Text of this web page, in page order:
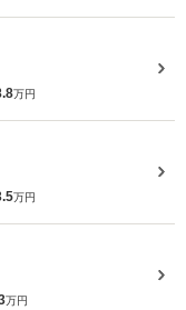
万円
万円
万円